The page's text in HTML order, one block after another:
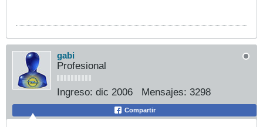
gabi
Profesional
Ingreso: dic 2006 Mensajes: 3298
Compartir